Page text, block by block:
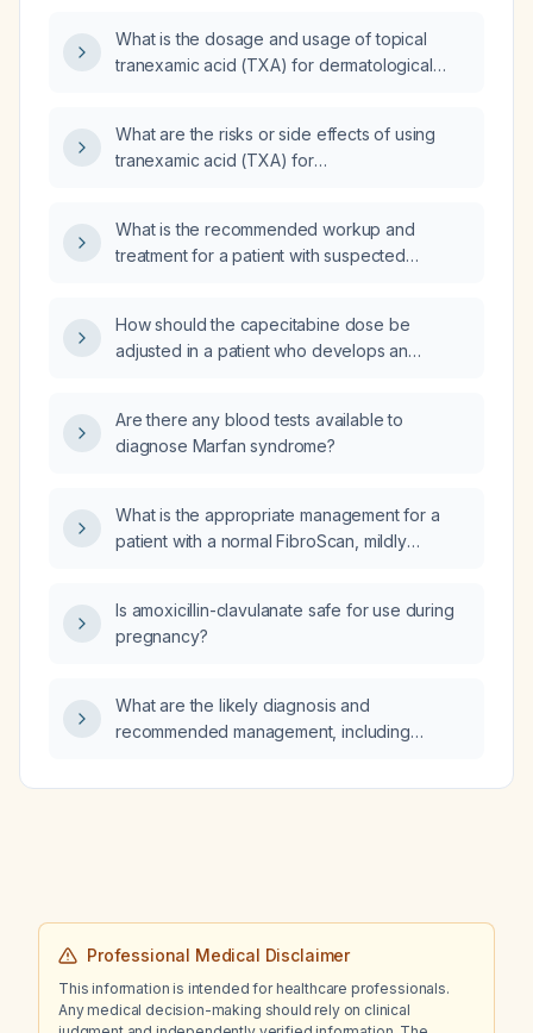
What is the dosage and usage of topical
tranexamic acid (TXA) for dermatological
What are the risks or side effects of using
tranexamic acid (TXA) for
What is the recommended workup and
treatment for a patient with suspected
How should the capecitabine dose be
adjusted in a patient who develops an
Are there any blood tests available to
diagnose Marfan syndrome?
What is the appropriate management for a
patient with a normal FibroScan, mildly
no alcohol use, and a body mass index of
28 kg/m²?
Is amoxicillin-clavulanate safe for use during
pregnancy?
What are the likely diagnosis and
recommended management, including
with a three‑day history of sore throat,
Professional Medical Disclaimer
This information is intended for healthcare professionals.
Any medical decision-making should rely on clinical